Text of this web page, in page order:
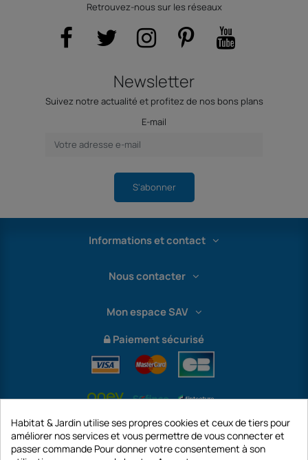
Retrouvez-nous sur les réseaux
Newsletter
Suivez notre actualité et profitez de nos bons plans
E-mail
S'abonner
Informations et contact
Nous contacter
Mon espace SAV
Paiement sécurisé
Habitat & Jardin utilise ses propres cookies et ceux de tiers pour
améliorer nos services et vous permettre de vous connecter et
passer commande Pour donner votre consentement à son